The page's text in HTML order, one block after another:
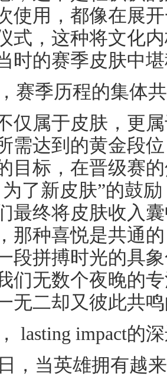
使用，都像在展
式，这种将文化
时的赛季皮肤中
赛季历程的集体
仅属于皮肤，更
需达到的黄金段
目标，在晋级赛
了新皮肤”的鼓
最终将皮肤收入
那种喜悦是共通
段拼搏时光的具
们无数个夜晚的
无二却又彼此共
lasting impact的
，当英雄拥有越